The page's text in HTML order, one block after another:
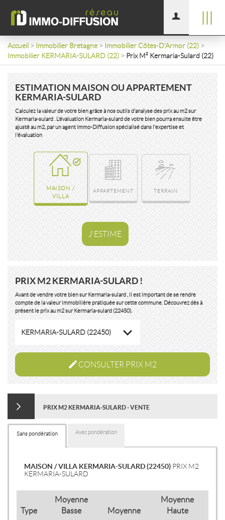
Accueil > Immobilier Bretagne > Immobilier Côtes-D'Armor (22) >
Immobilier KERMARIA-SULARD (22) > Prix M² Kermaria-Sulard (22)
ESTIMATION MAISON OU APPARTEMENT
KERMARIA-SULARD
Calculez la valeur de votre bien grâce à nos outils d'analyse des prix au m2 sur
Kermaria-sulard . L'évaluation Kermaria-sulard de votre bien pourra ensuite être
ajusté au m2, par un agent Immo-Diffusion spécialisé dans l'expertise et
l'évaluation
MAISON /
VILLA
APPARTEMENT TERRAIN
J'ESTIME
PRIX M2 KERMARIA-SULARD !
Avant de vendre votre bien sur Kermaria-sulard , il est important de se rendre
compte de la valeur immobilière pratiquée sur cette commune. Découvrez dès à
présent le prix au m2 sur Kermaria-sulard (22450).
KERMARIA-SULARD (22450)
CONSULTER PRIX M2
PRIX M2 KERMARIA-SULARD - VENTE
Sans pondération Avec pondération
MAISON / VILLA KERMARIA-SULARD (22450) PRIX M2
KERMARIA-SULARD
Type
Moyenne
Basse
Moyenne
Moyenne
Haute